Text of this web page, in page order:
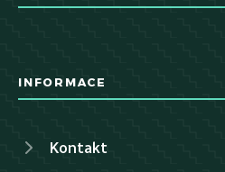
INFORMACE
Kontakt